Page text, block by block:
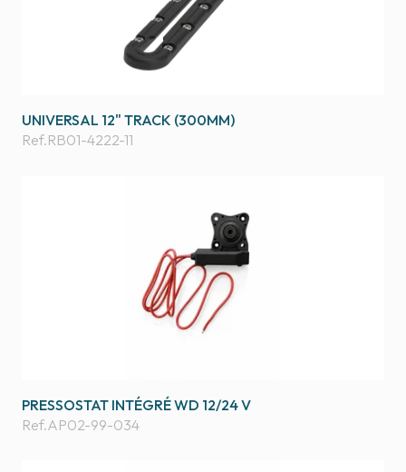
UNIVERSAL 12" TRACK (300MM)
Ref.RB01-4222-11
PRESSOSTAT INTÉGRÉ WD 12/24 V
Ref.AP02-99-034